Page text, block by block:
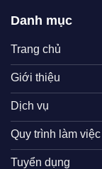
Danh mục
Trang chủ
Giới thiệu
Dịch vụ
Quy trình làm việc
Tuyển dụng